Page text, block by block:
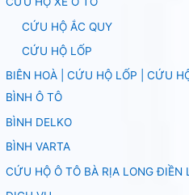
CỨU HỘ ẮC QUY
CỨU HỘ LỐP
BIÊN HOÀ | CỨU HỘ LỐP | CỨU
BÌNH Ô TÔ
BÌNH DELKO
BÌNH VARTA
CỨU HỘ Ô TÔ BÀ RỊA LONG ĐIỀN